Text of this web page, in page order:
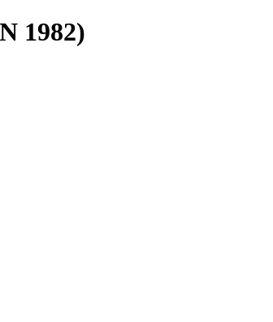
1982)